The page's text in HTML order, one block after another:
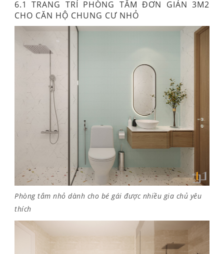
6.1 TRANG TRÍ PHÒNG TẮM ĐƠN GIẢN 3M2
CHO CĂN HỘ CHUNG CƯ NHỎ
Phòng tắm nhỏ dành cho bé gái được nhiều gia chủ yêu
thích